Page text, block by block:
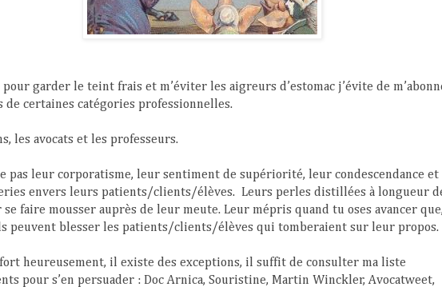
garder le teint frais et m’éviter les aigreurs d’estomac j’évite de
de certaines catégories professionnelles.
les avocats et les professeurs.
pas leur corporatisme, leur sentiment de supériorité, leur condescendance et
envers leurs patients/clients/élèves. Leurs perles distillées à longueur
faire mousser auprès de leur meute. Leur mépris quand tu oses avancer que,
peuvent blesser les patients/clients/élèves qui tomberaient sur leur propos.
heureusement, il existe des exceptions, il suffit de consulter ma liste
pour s’en persuader : Doc Arnica, Souristine, Martin Winckler, Avocatweet,